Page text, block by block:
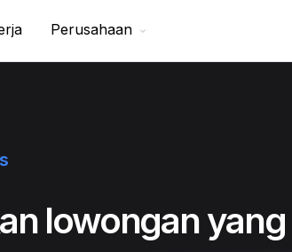
Perusahaan
lowongan yang